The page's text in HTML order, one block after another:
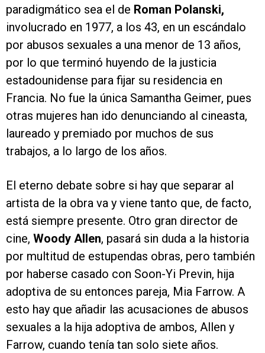
paradigmático sea el de Roman Polanski,
involucrado en 1977, a los 43, en un escándalo
por abusos sexuales a una menor de 13 años,
por lo que terminó huyendo de la justicia
estadounidense para fijar su residencia en
Francia. No fue la única Samantha Geimer, pues
otras mujeres han ido denunciando al cineasta,
laureado y premiado por muchos de sus
trabajos, a lo largo de los años.
El eterno debate sobre si hay que separar al
artista de la obra va y viene tanto que, de facto,
está siempre presente. Otro gran director de
cine, Woody Allen, pasará sin duda a la historia
por multitud de estupendas obras, pero también
por haberse casado con Soon-Yi Previn, hija
adoptiva de su entonces pareja, Mia Farrow. A
esto hay que añadir las acusaciones de abusos
sexuales a la hija adoptiva de ambos, Allen y
Farrow, cuando tenía tan solo siete años.